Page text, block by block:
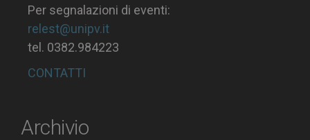
Per segnalazioni di eventi:
relest@unipv.it
tel. 0382.984223
CONTATTI
Archivio